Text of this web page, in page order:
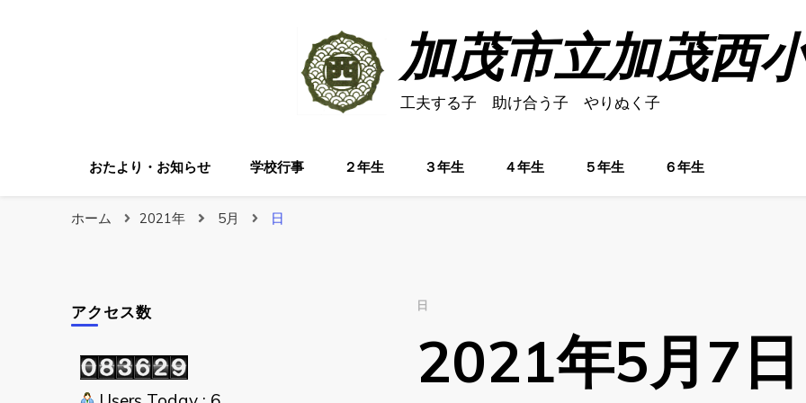
加茂市立加茂西
工夫する子 助け合う子 やりぬく子
おたより・お知らせ 学校行事 ２年生 ３年生 ４年生 ５年生 ６年生
ホーム 2021年 5月 日
日
2021年5月7日
アクセス数